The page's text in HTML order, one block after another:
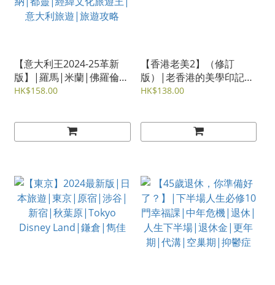
【意大利王2024-25革新
版】|羅馬|米蘭|佛羅倫
斯|威尼斯|拿波里|西西
意大利旅遊|旅遊攻略
HK$158.00
【香港老美2】（修訂
版）|老香港的美學印記|
保育|歷史|掌故|AVON
HK$138.00